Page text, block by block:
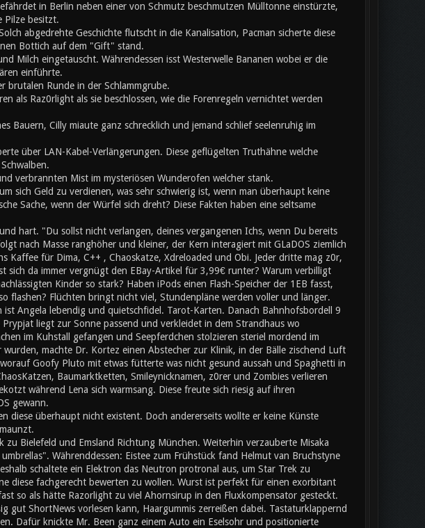
in Berlin neben einer von Schmutz beschmutzen Mülltonne einstürzte,
Pilze besitzt.
abgedrehte Geschichte flutscht in die Kanalisation, Pacman sicherte diese
Bottich auf dem "Gift" stand.
Milch eingetauscht. Währendessen isst Westerwelle Bananen wobei er die
einführte.
brutalen Runde in der Schlammgrube.
als Raz0rlight als sie beschlossen, wie die Forenregeln vernichtet werden
Bauern, Cilly miaute ganz schrecklich und jemand schlief seelenruhig im
über LAN-Kabel-Verlängerungen. Diese geflügelten Truthähne welche
verbrannten Mist im mysteriösen Wunderofen welcher stank.
sich Geld zu verdienen, was sehr schwierig ist, wenn man überhaupt keine
Sache, wenn der Würfel sich dreht? Diese Fakten haben eine seltsame
hart. "Du sollst nicht verlangen, deines vergangenen Ichs, wenn Du bereits
nach Masse ranghöher und kleiner, der Kern interagiert mit GLaDOS ziemlich
Kaffee für Dima, C++ , Chaoskatze, Xdreloaded und Obi. Jeder dritte mag z0r,
sich da immer vergnügt den EBay-Artikel für 3,99€ runter? Warum verbilligt
Kinder so stark? Haben iPods einen Flash-Speicher der 1EB fasst,
flashen? Flüchten bringt nicht viel, Stundenpläne werden voller und länger.
ist Angela lebendig und quietschfidel. Tarot-Karten. Danach Bahnhofsbordell 9
liegt zur Sonne passend und verkleidet in dem Strandhaus wo
im Kuhstall gefangen und Seepferdchen stolzieren steriel mordend im
machte Dr. Kortez einen Abstecher zur Klinik, in der Bälle zischend Luft
Goofy Pluto mit etwas fütterte was nicht gesund aussah und Spaghetti in
Baumarktketten, Smileynicknamen, z0rer und Zombies verlieren
während Lena sich warmsang. Diese freute sich riesig auf ihren
gewann.
diese überhaupt nicht existent. Doch andererseits wollte er keine Künste
Bielefeld und Emsland Richtung München. Weiterhin verzauberte Misaka
Währenddessen: Eistee zum Frühstück fand Helmut van Bruchstyne
schaltete ein Elektron das Neutron protronal aus, um Star Trek zu
diese fachgerecht bewerten zu wollen. Wurst ist perfekt für einen exorbitant
so als hätte Razorlight zu viel Ahornsirup in den Fluxkompensator gesteckt.
gut ShortNews vorlesen kann, Haargummis zerreißen dabei. Tastaturklappernd
Dafür knickte Mr. Been ganz einem Auto ein Eselsohr und positionierte